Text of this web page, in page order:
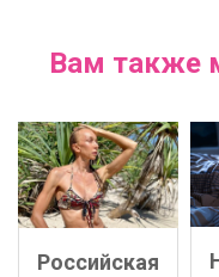
Вам также
Российская